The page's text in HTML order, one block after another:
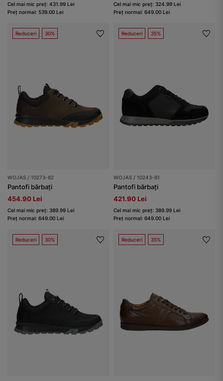
Cel mai mic preț: 431.99 Lei
Preț normal: 539.00 Lei
Cel mai mic preț: 324.99 Lei
Preț normal: 649.00 Lei
Reduceri 30%
WOJAS / 10273-82
Pantofi bărbați
454.90 Lei
Cel mai mic preț: 389.99 Lei
Preț normal: 649.00 Lei
Reduceri 35%
WOJAS / 10243-81
Pantofi bărbați
421.90 Lei
Cel mai mic preț: 389.99 Lei
Preț normal: 649.00 Lei
Reduceri 30% Reduceri 35%